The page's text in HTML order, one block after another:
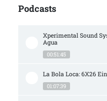
Podcasts
Xperimental Sound
Agua
00:51:45
La Bola Loca: 6X26
01:07:39